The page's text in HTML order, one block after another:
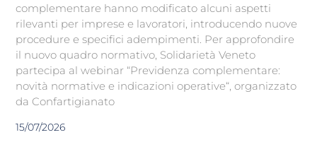
complementare hanno modificato alcuni aspetti
rilevanti per imprese e lavoratori, introducendo nuove
procedure e specifici adempimenti. Per approfondire
il nuovo quadro normativo, Solidarietà Veneto
partecipa al webinar “Previdenza complementare:
novità normative e indicazioni operative“, organizzato
da Confartigianato
15/07/2026